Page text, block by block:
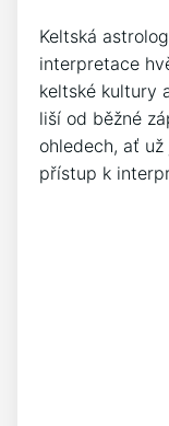
Keltská
interpretace
keltské kultury
liší od běžné
ohledech, ať
přístup k